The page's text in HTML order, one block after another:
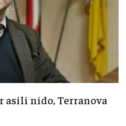
asili nido, Terranova